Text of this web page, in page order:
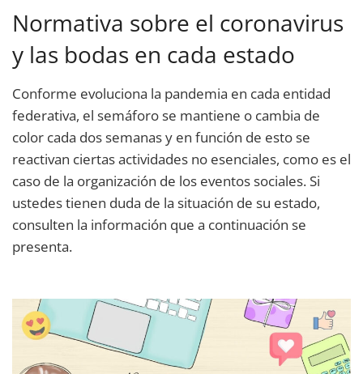
Normativa sobre el coronavirus
y las bodas en cada estado
Conforme evoluciona la pandemia en cada entidad
federativa, el semáforo se mantiene o cambia de
color cada dos semanas y en función de esto se
reactivan ciertas actividades no esenciales, como es el
caso de la organización de los eventos sociales. Si
ustedes tienen duda de la situación de su estado,
consulten la información que a continuación se
presenta.